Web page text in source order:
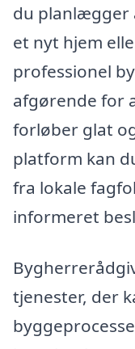
du planlægger
et nyt hjem
professionel
afgørende for
forløber glat
platform kan
fra lokale
informeret
tjenester, der